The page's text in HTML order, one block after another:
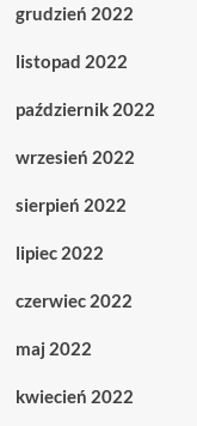
grudzień 2022
listopad 2022
październik 2022
wrzesień 2022
sierpień 2022
lipiec 2022
czerwiec 2022
maj 2022
kwiecień 2022